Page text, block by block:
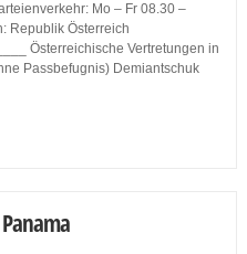
Mo – Fr 08.30 –
Republik Österreich
Österreichische Vertretungen in
Passbefugnis) Demiantschuk